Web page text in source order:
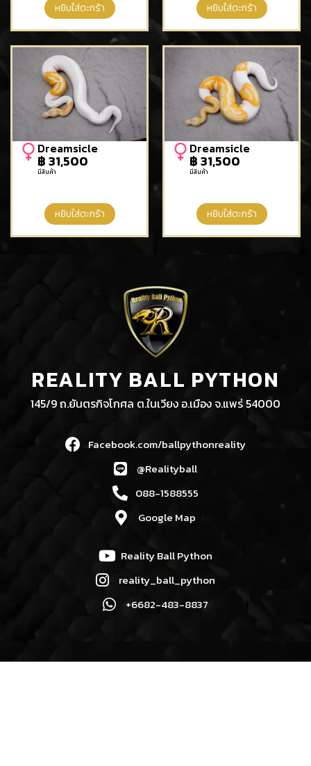
หยิบใส่ตะกร้า หยิบใส่ตะกร้า
Dreamsicle
฿31,500
มีสินค้า
หยิบใส่ตะกร้า
Dreamsicle
฿31,500
มีสินค้า
หยิบใส่ตะกร้า
REALITY BALL PYTHON
145/9 ถ.ยันตรกิจโกศล ต.ในเวียง อ.เมือง จ.แพร่ 54000
Facebook.com/ballpythonreality
@Realityball
088-1588555
Google Map
Reality Ball Python
reality_ball_python
+6682-483-8837